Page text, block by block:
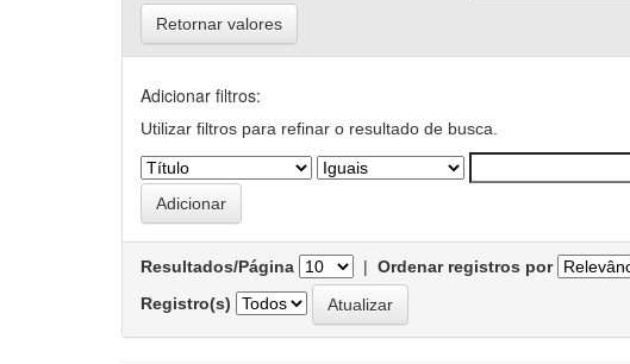
Retornar valores
Adicionar filtros:
Utilizar filtros para refinar o resultado de busca.
Resultados/Página | Ordenar registros por
Registro(s)